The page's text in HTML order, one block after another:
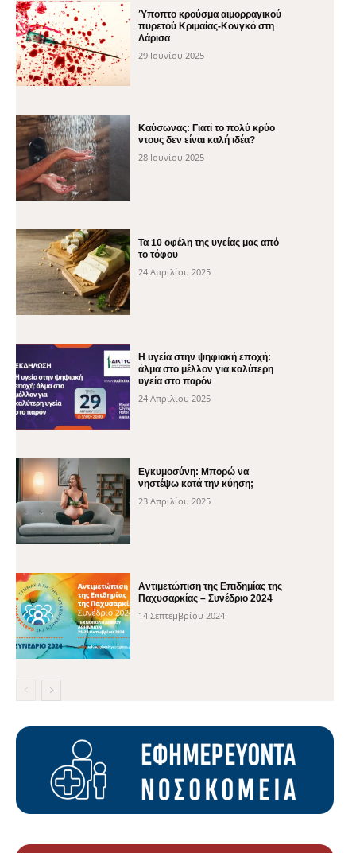
Ύποπτο κρούσμα αιμορραγικού
πυρετού Κριμαίας-Κονγκό στη
Λάρισα
29 Ιουνίου 2025
Καύσωνας: Γιατί το πολύ κρύο
ντους δεν είναι καλή ιδέα?
28 Ιουνίου 2025
Τα 10 οφέλη της υγείας μας από
το τόφου
24 Απριλίου 2025
H υγεία στην ψηφιακή εποχή:
άλμα στο μέλλον για καλύτερη
υγεία στο παρόν
24 Απριλίου 2025
Εγκυμοσύνη: Μπορώ να
νηστέψω κατά την κύηση;
23 Απριλίου 2025
Αντιμετώπιση της Επιδημίας της
Παχυσαρκίας – Συνέδριο 2024
14 Σεπτεμβρίου 2024